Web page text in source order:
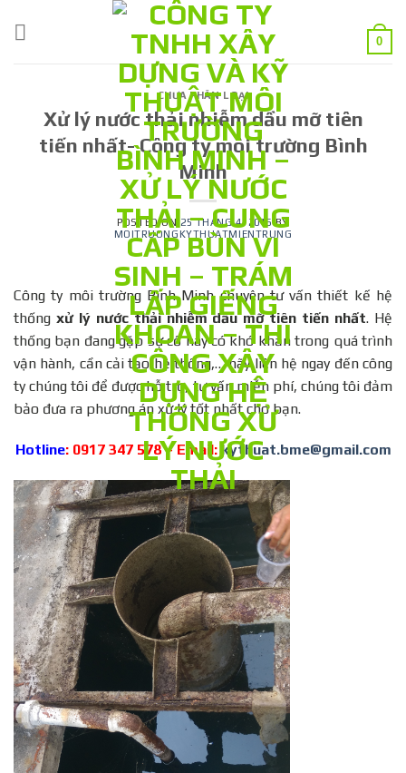
0
CHƯA PHÂN LOẠI
Xử lý nước thải nhiễm dầu mỡ tiên
tiến nhất- Công ty môi trường Bình
Minh
POSTED ON 25 THÁNG 4, 2016 BY
MOITRUONGKYTHUATMIENTRUNG
Công ty môi trường Bình Minh chuyên tư vấn thiết kế hệ
thống xử lý nước thải nhiễm dầu mỡ tiên tiến nhất. Hệ
thống bạn đang gặp sự cố hay có khó khăn trong quá trình
vận hành, cần cải tạo hệ thống,… hãy liên hệ ngay đến công
ty chúng tôi để được hỗ trợ, tư vấn miễn phí, chúng tôi đảm
bảo đưa ra phương án xử lý tốt nhất cho bạn.
Hotline: 0917 347 578 – Email: kythuat.bme@gmail.com